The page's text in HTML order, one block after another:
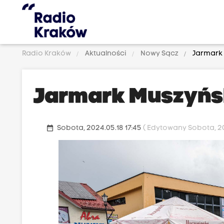
Radio Kraków Aktualności Nowy Sącz Jarmark
Jarmark
date_range Sobota, 2024.05.18 17:45( Edytowany Sobota,